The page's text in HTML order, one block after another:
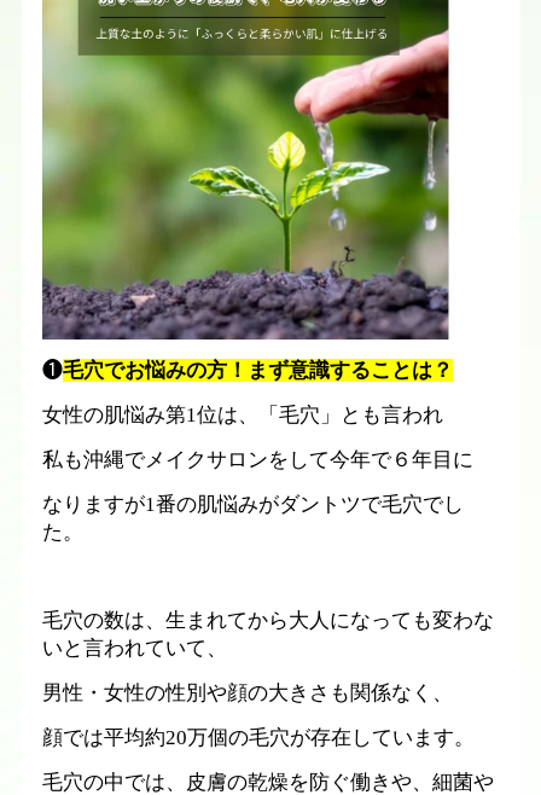
❶毛穴でお悩みの方！まず意識することは？
女性の肌悩み第1位は、「毛穴」とも言われ
私も沖縄でメイクサロンをして今年で６年目に
なりますが1番の肌悩みがダントツで毛穴でし
た。
毛穴の数は、生まれてから大人になっても変わな
いと言われていて、
男性・女性の性別や顔の大きさも関係なく、
顔では平均約20万個の毛穴が存在しています。
毛穴の中では、皮膚の乾燥を防ぐ働きや、細菌や